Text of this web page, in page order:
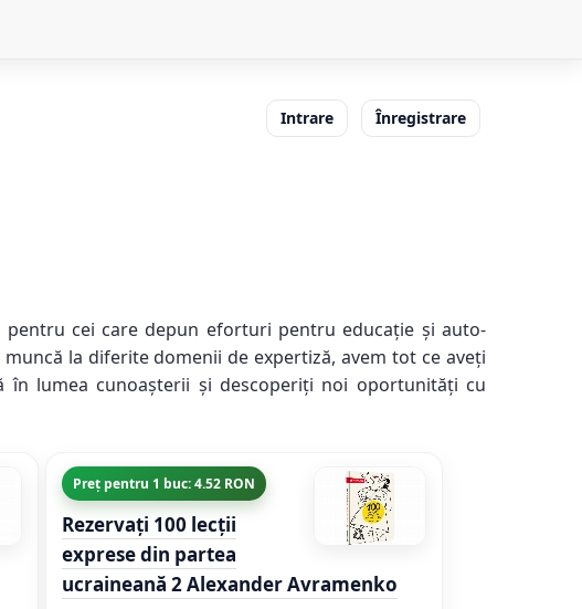
Intrare Înregistrare
cei care depun eforturi pentru educație și auto-
la diferite domenii de expertiză, avem tot ce aveți
în lumea cunoașterii și descoperiți noi oportunități cu
Preț pentru 1 buc: 4.52 RON
Rezervați 100 lecții
exprese din partea
ucraineană 2 Alexander Avramenko